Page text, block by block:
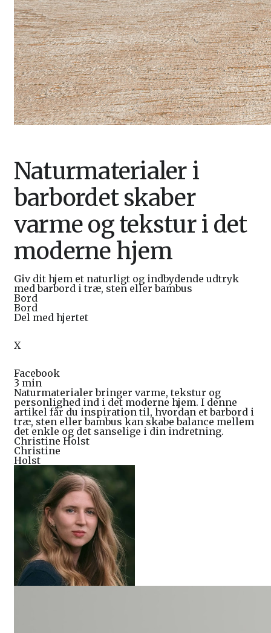
Naturmaterialer i
barbordet skaber
varme og tekstur i det
moderne hjem
Giv dit hjem et naturligt og indbydende udtryk
med barbord i træ, sten eller bambus
Bord
Bord
Del med hjertet
X
Facebook
3 min
Naturmaterialer bringer varme, tekstur og
personlighed ind i det moderne hjem. I denne
artikel får du inspiration til, hvordan et barbord i
træ, sten eller bambus kan skabe balance mellem
det enkle og det sanselige i din indretning.
Christine Holst
Christine
Holst